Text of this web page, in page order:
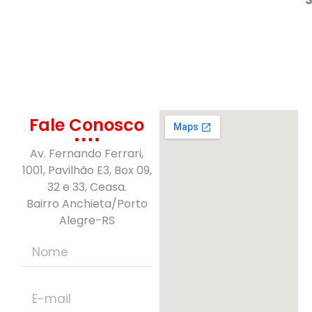
Fale Conosco
Av. Fernando Ferrari,
1001, Pavilhão E3, Box 09,
32 e 33, Ceasa.
Bairro Anchieta/Porto
Alegre-RS